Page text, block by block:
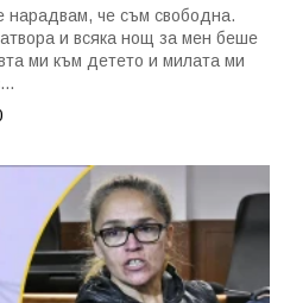
че съм свободна.
и всяка нощ за мен беше
ми към детето и милата ми